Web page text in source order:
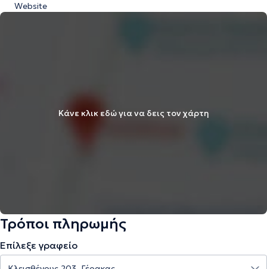
Website
Κάνε κλικ εδώ για να δεις τον χάρτη
Τρόποι πληρωμής
Επίλεξε γραφείο